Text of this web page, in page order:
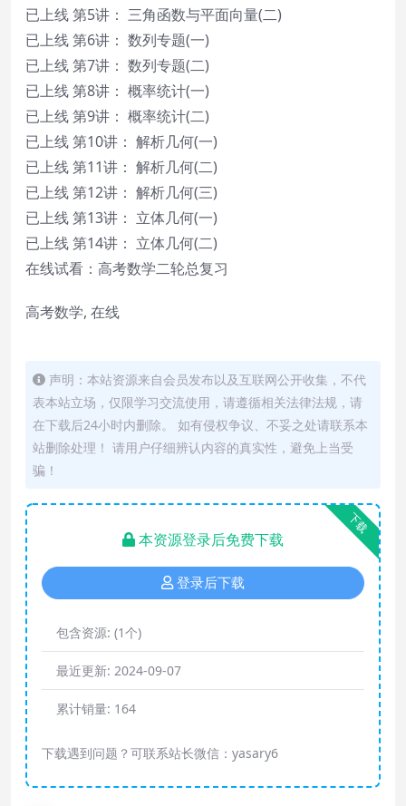
已上线 第5讲： 三角函数与平面向量(二)
已上线 第6讲： 数列专题(一)
已上线 第7讲： 数列专题(二)
已上线 第8讲： 概率统计(一)
已上线 第9讲： 概率统计(二)
已上线 第10讲： 解析几何(一)
已上线 第11讲： 解析几何(二)
已上线 第12讲： 解析几何(三)
已上线 第13讲： 立体几何(一)
已上线 第14讲： 立体几何(二)
在线试看：高考数学二轮总复习
高考数学, 在线
声明：本站资源来自会员发布以及互联网公开收集，不代
表本站立场，仅限学习交流使用，请遵循相关法律法规，请
在下载后24小时内删除。 如有侵权争议、不妥之处请联系本
站删除处理！ 请用户仔细辨认内容的真实性，避免上当受
骗！
下载
本资源登录后免费下载
登录后下载
包含资源: (1个)
最近更新: 2024-09-07
累计销量: 164
下载遇到问题？可联系站长微信：yasary6